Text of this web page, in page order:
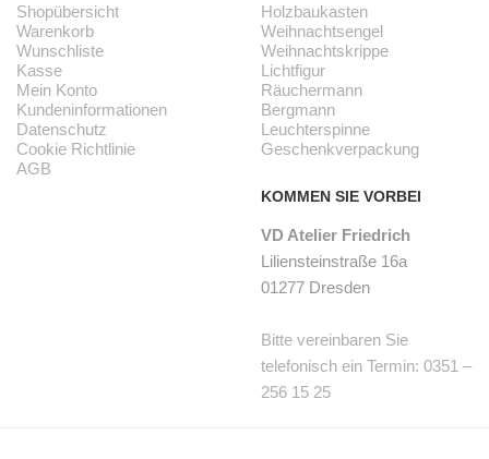
Shopübersicht
Warenkorb
Wunschliste
Kasse
Mein Konto
Kundeninformationen
Datenschutz
Cookie Richtlinie
AGB
Holzbaukasten
Weihnachtsengel
Weihnachtskrippe
Lichtfigur
Räuchermann
Bergmann
Leuchterspinne
Geschenkverpackung
KOMMEN SIE VORBEI
VD Atelier Friedrich
Liliensteinstraße 16a
01277 Dresden
Bitte vereinbaren Sie
telefonisch ein Termin: 0351 –
256 15 25